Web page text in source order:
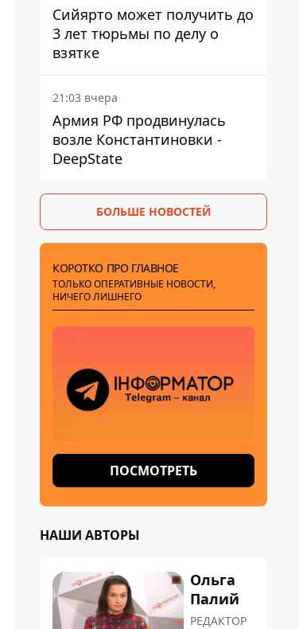
Сийярто может получить до
3 лет тюрьмы по делу о
взятке
21:03 вчера
Армия РФ продвинулась
возле Константиновки -
DeepState
БОЛЬШЕ НОВОСТЕЙ
КОРОТКО ПРО ГЛАВНОЕ
ТОЛЬКО ОПЕРАТИВНЫЕ НОВОСТИ,
НИЧЕГО ЛИШНЕГО
ПОСМОТРЕТЬ
НАШИ АВТОРЫ
Ольга
Палий
РЕДАКТОР